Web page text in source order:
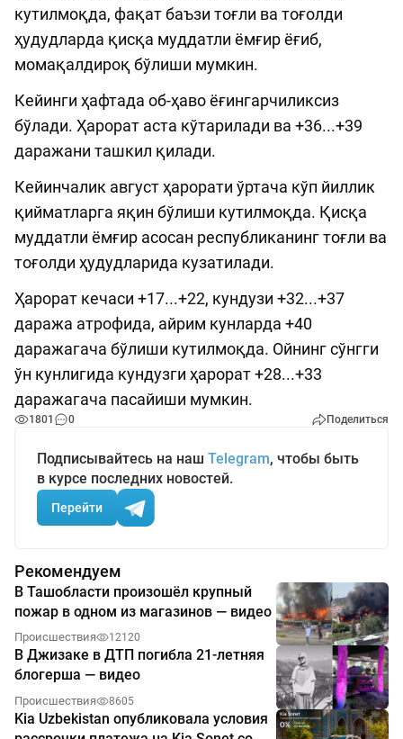
кутилмоқда, фақат баъзи тоғли ва тоғолди
ҳудудларда қисқа муддатли ёмғир ёғиб,
момақалдироқ бўлиши мумкин.
Кейинги ҳафтада об-ҳаво ёғингарчиликсиз
бўлади. Ҳарорат аста кўтарилади ва +36...+39
даражани ташкил қилади.
Кейинчалик август ҳарорати ўртача кўп йиллик
қийматларга яқин бўлиши кутилмоқда. Қисқа
муддатли ёмғир асосан республиканинг тоғли ва
тоғолди ҳудудларида кузатилади.
Ҳарорат кечаси +17...+22, кундузи +32...+37
даража атрофида, айрим кунларда +40
даражагача бўлиши кутилмоқда. Ойнинг сўнгги
ўн кунлигида кундузги ҳарорат +28...+33
даражагача пасайиши мумкин.
1801 0 Поделиться
Подписывайтесь на наш Telegram, чтобы быть
в курсе последних новостей.
Перейти
Рекомендуем
В Ташобласти произошёл крупный
пожар в одном из магазинов — видео
Происшествия 12120
В Джизаке в ДТП погибла 21-летняя
блогерша — видео
Происшествия 8605
Kia Uzbekistan опубликовала условия